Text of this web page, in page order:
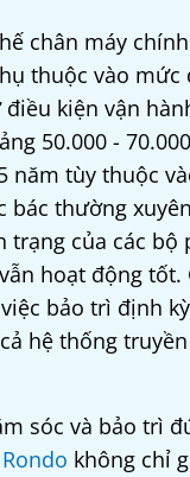
chân máy
thuộc vào mức
kiện vận
50.000 -
năm tùy thuộc
bác thường
trạng của các bộ
hoạt động tốt.
bảo trì định
hệ thống
sóc và bảo trì
không chỉ